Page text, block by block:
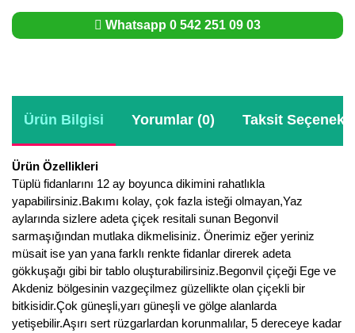
Whatsapp 0 542 251 09 03
Ürün Bilgisi Yorumlar (0) Taksit
Ürün Özellikleri
Tüplü fidanlarını 12 ay boyunca dikimini rahatlıkla
yapabilirsiniz.Bakımı kolay, çok fazla isteği olmayan,Yaz
aylarında sizlere adeta çiçek resitali sunan Begonvil
sarmaşığından mutlaka dikmelisiniz. Önerimiz eğer yeriniz
müsait ise yan yana farklı renkte fidanlar direrek adeta
gökkuşağı gibi bir tablo oluşturabilirsiniz.Begonvil çiçeği Ege ve
Akdeniz bölgesinin vazgeçilmez güzellikte olan çiçekli bir
bitkisidir.Çok güneşli,yarı güneşli ve gölge alanlarda
yetişebilir.Aşırı sert rüzgarlardan korunmalılar, 5 dereceye kadar